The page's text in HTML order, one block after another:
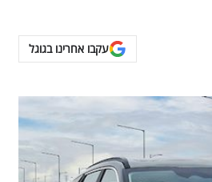
עקבו אחרינו בגוגל